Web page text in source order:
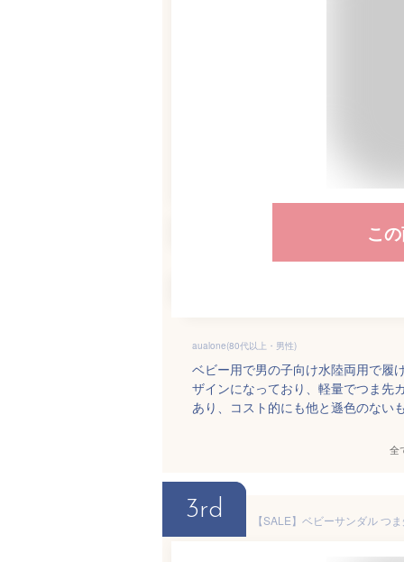
こ
aualone(80代以上・男性)
ベビー用で男の子向け水陸両用で履
ザインになっており、軽量でつま先
あり、コスト的にも他と遜色のない
全
3rd